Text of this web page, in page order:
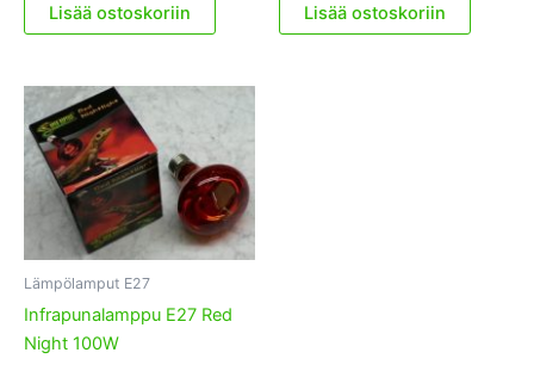
Lisää ostoskoriin Lisää ostoskoriin
Lämpölamput E27
Infrapunalamppu E27 Red
Night 100W